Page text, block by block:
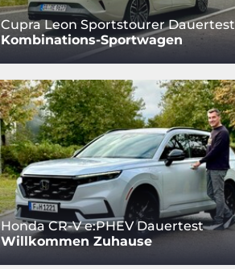
Cupra Leon Sportstourer Dauertest
Kombinations-Sportwagen
Honda CR-V e:PHEV Dauertest
Willkommen Zuhause